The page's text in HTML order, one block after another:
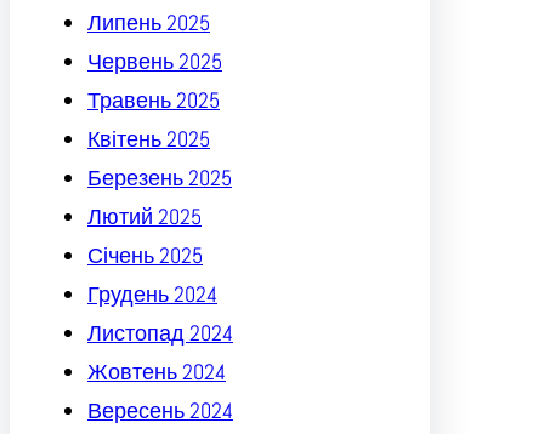
Липень 2025
Червень 2025
Травень 2025
Квітень 2025
Березень 2025
Лютий 2025
Січень 2025
Грудень 2024
Листопад 2024
Жовтень 2024
Вересень 2024